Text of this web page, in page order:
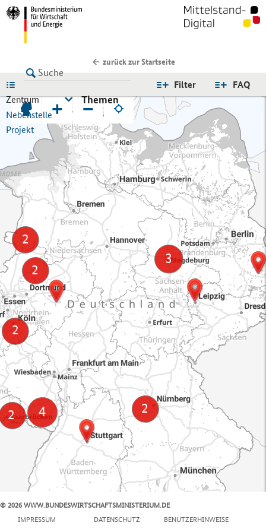
zurück zur Startseite
FAQ
Filter
Zentrum
Nebenstelle
Projekt
Themen
+ −
© 2026 WWW.BUNDESWIRTSCHAFTSMINISTERIUM.DE
IMPRESSUM
DATENSCHUTZ BENUTZERHINWEISE